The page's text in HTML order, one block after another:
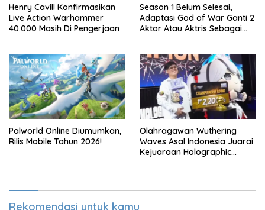
Henry Cavill Konfirmasikan
Live Action Warhammer
40.000 Masih Di Pengerjaan
Season 1 Belum Selesai,
Adaptasi God of War Ganti 2
Aktor Atau Aktris Sebagai
Palworld Online Diumumkan,
Rilis Mobile Tahun 2026!
Olahragawan Wuthering
Waves Asal Indonesia Juarai
Kejuaraan Holographic
Rekomendasi untuk kamu